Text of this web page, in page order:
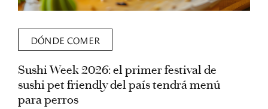
DÓNDE COMER
Sushi Week 2026: el primer festival de
sushi pet friendly del país tendrá menú
para perros